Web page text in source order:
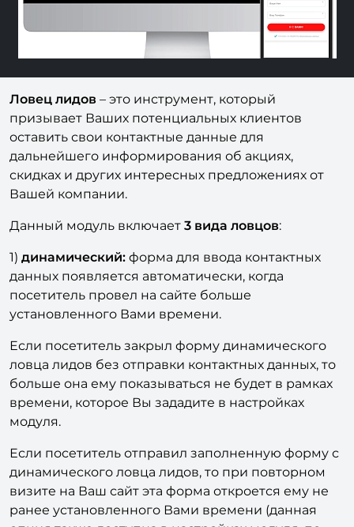
Ловец лидов– это инструмент, который
призывает Ваших потенциальных клиентов
оставить свои контактные данные для
дальнейшего информирования об акциях,
скидках и других интересных предложениях от
Вашей компании.
Данный модуль включает3 вида ловцов:
1)динамический:форма для ввода контактных
данных появляется автоматически, когда
посетитель провел на сайте больше
установленного Вами времени.
Если посетитель закрыл форму динамического
ловца лидов без отправки контактных данных, то
больше она ему показываться не будет в рамках
времени, которое Вы зададите в настройках
модуля.
Если посетитель отправил заполненную форму с
динамического ловца лидов, то при повторном
визите на Ваш сайт эта форма откроется ему не